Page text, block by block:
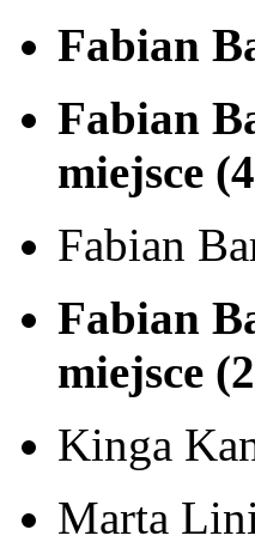
Fabian
Fabian
miejsce
Fabian
Fabian
miejsce
Kinga
Marta